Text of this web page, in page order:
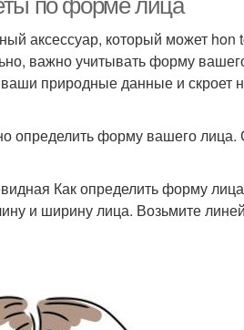
по форме лица
аксессуар, который может
важно учитывать форму
природные данные и скроет
определить форму вашего лица.
Как определить форму лица
и ширину лица. Возьмите